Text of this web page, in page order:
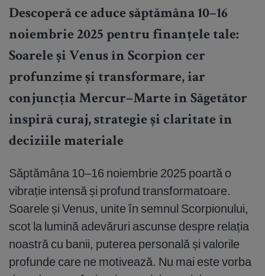
Descoperă ce aduce săptămâna 10–16
noiembrie 2025 pentru finanțele tale:
Soarele și Venus în Scorpion cer
profunzime și transformare, iar
conjuncția Mercur–Marte în Săgetător
inspiră curaj, strategie și claritate în
deciziile materiale
Săptămâna 10–16 noiembrie 2025 poartă o
vibrație intensă și profund transformatoare.
Soarele și Venus, unite în semnul Scorpionului,
scot la lumină adevăruri ascunse despre relația
noastră cu banii, puterea personală și valorile
profunde care ne motivează. Nu mai este vorba